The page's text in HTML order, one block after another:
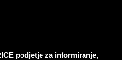
podjetje za informiranje,